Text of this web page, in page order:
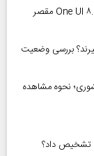
بحران باتری در گوشی‌های سامسونگ؛ آیا به‌روزرسانی One UI ۸.۵ مقصر
بررسی وضعیت
کشوری؛ نحوه مشاهده
تشخیص داد؟